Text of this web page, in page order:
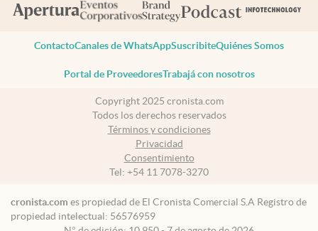
ContactoCanales de WhatsAppSuscribiteQuiénes Somos
Portal de ProveedoresTrabajá con nosotros
Copyright 2025 cronista.com
Todos los derechos reservados
Términos y condiciones
Privacidad
Consentimiento
Tel: +54 11 7078-3270
cronista.com es propiedad de El Cronista Comercial S.A Registro de
propiedad intelectual: 56576959